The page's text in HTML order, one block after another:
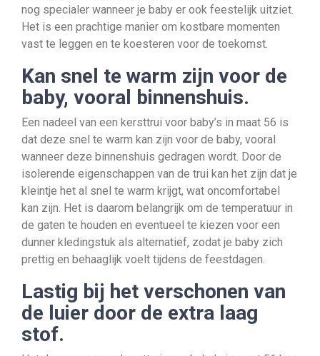
nog specialer wanneer je baby er ook feestelijk uitziet.
Het is een prachtige manier om kostbare momenten
vast te leggen en te koesteren voor de toekomst.
Kan snel te warm zijn voor de
baby, vooral binnenshuis.
Een nadeel van een kersttrui voor baby’s in maat 56 is
dat deze snel te warm kan zijn voor de baby, vooral
wanneer deze binnenshuis gedragen wordt. Door de
isolerende eigenschappen van de trui kan het zijn dat je
kleintje het al snel te warm krijgt, wat oncomfortabel
kan zijn. Het is daarom belangrijk om de temperatuur in
de gaten te houden en eventueel te kiezen voor een
dunner kledingstuk als alternatief, zodat je baby zich
prettig en behaaglijk voelt tijdens de feestdagen.
Lastig bij het verschonen van
de luier door de extra laag
stof.